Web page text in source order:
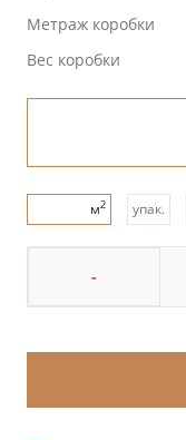
Метраж коробки
Вес коробки
м2 упак.
-